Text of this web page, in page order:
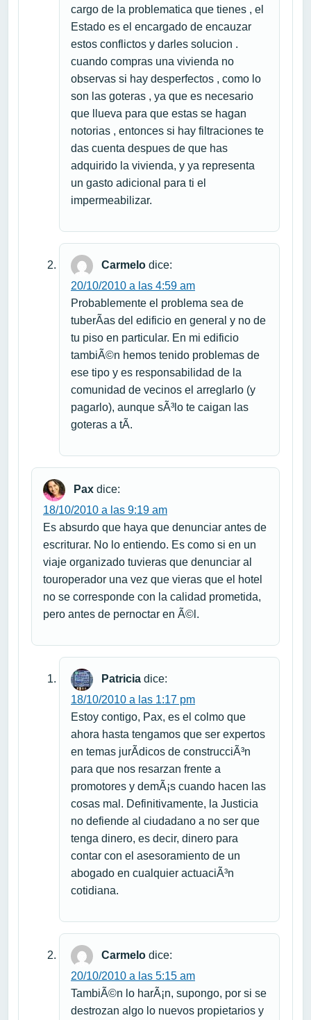
cargo de la problematica que tienes , el
Estado es el encargado de encauzar
estos conflictos y darles solucion .
cuando compras una vivienda no
observas si hay desperfectos , como lo
son las goteras , ya que es necesario
que llueva para que estas se hagan
notorias , entonces si hay filtraciones te
das cuenta despues de que has
adquirido la vivienda, y ya representa
un gasto adicional para ti el
impermeabilizar.
Carmelo dice:
20/10/2010 a las 4:59 am
Probablemente el problema sea de
tuberÃ­as del edificio en general y no de
tu piso en particular. En mi edificio
tambiÃ©n hemos tenido problemas de
ese tipo y es responsabilidad de la
comunidad de vecinos el arreglarlo (y
pagarlo), aunque sÃ³lo te caigan las
goteras a tÃ­.
Pax dice:
18/10/2010 a las 9:19 am
Es absurdo que haya que denunciar antes de
escriturar. No lo entiendo. Es como si en un
viaje organizado tuvieras que denunciar al
touroperador una vez que vieras que el hotel
no se corresponde con la calidad prometida,
pero antes de pernoctar en Ã©l.
Patricia dice:
18/10/2010 a las 1:17 pm
Estoy contigo, Pax, es el colmo que
ahora hasta tengamos que ser expertos
en temas jurÃ­dicos de construcciÃ³n
para que nos resarzan frente a
promotores y demÃ¡s cuando hacen las
cosas mal. Definitivamente, la Justicia
no defiende al ciudadano a no ser que
tenga dinero, es decir, dinero para
contar con el asesoramiento de un
abogado en cualquier actuaciÃ³n
cotidiana.
Carmelo dice:
20/10/2010 a las 5:15 am
TambiÃ©n lo harÃ¡n, supongo, por si se
destrozan algo lo nuevos propietarios y